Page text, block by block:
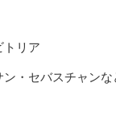
トリア
・セバスチャン